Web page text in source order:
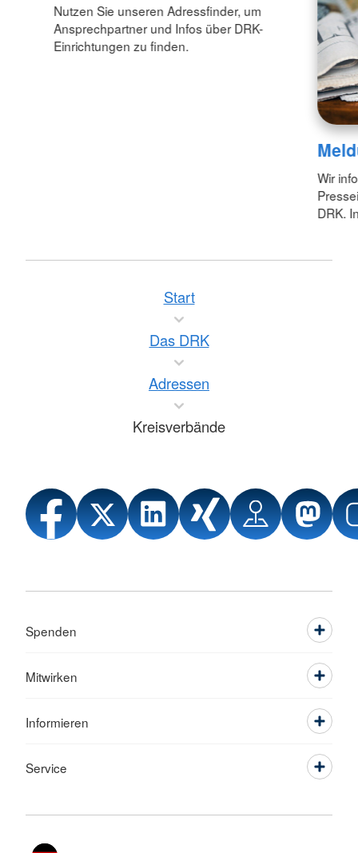
Nutzen Sie unseren Adressfinder, um
Ansprechpartner und Infos über DRK-
Einrichtungen zu finden.
Wir
DRK.
Start
Das DRK
Adressen
Kreisverbände
Spenden
Mitwirken
Informieren
Service
Sprache wechseln zu